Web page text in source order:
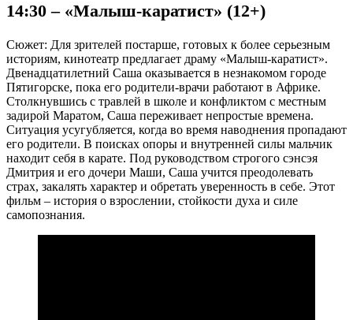
14:30 – «Малыш-каратист» (12+)
Сюжет: Для зрителей постарше, готовых к более серьезным
историям, кинотеатр предлагает драму «Малыш-каратист».
Двенадцатилетний Саша оказывается в незнакомом городе
Пятигорске, пока его родители-врачи работают в Африке.
Столкнувшись с травлей в школе и конфликтом с местным
задирой Маратом, Саша переживает непростые времена.
Ситуация усугубляется, когда во время наводнения пропадают
его родители. В поисках опоры и внутренней силы мальчик
находит себя в карате. Под руководством строгого сэнсэя
Дмитрия и его дочери Маши, Саша учится преодолевать
страх, закалять характер и обретать уверенность в себе. Этот
фильм – история о взрослении, стойкости духа и силе
самопознания.